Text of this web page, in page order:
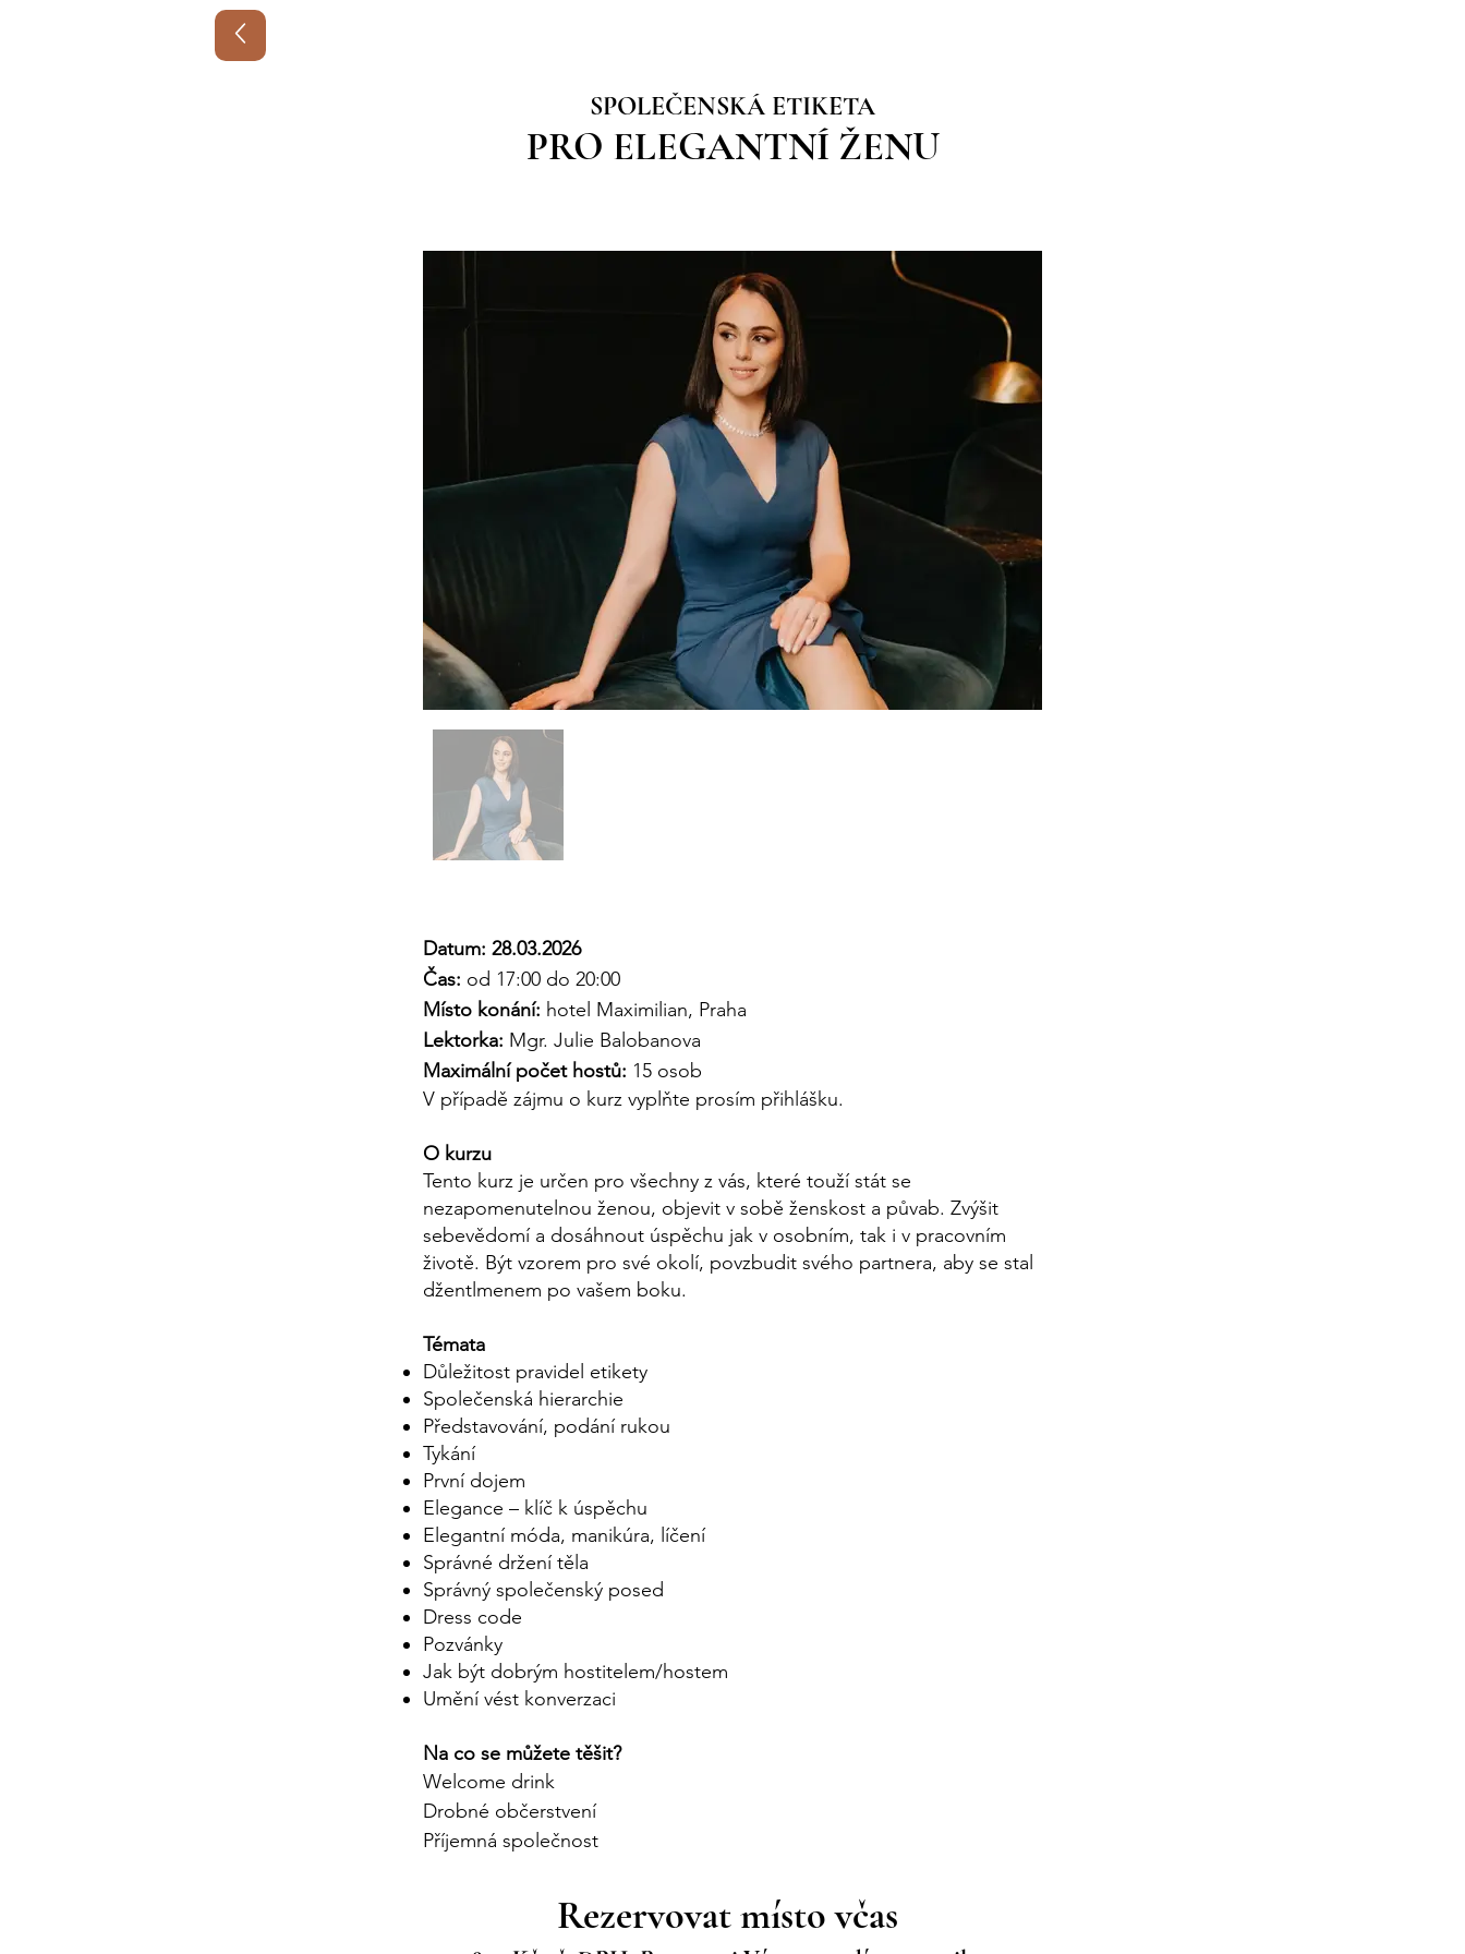
SPOLEČENSKÁ ETIKETA
PRO ELEGANTNÍ ŽENU
Datum: 28.03.2026
Čas: od 17:00 do 20:00
Místo konání: hotel Maximilian, Praha
Lektorka: Mgr. Julie Balobanova
Maximální počet hostů: 15 osob
V případě zájmu o kurz vyplňte prosím přihlášku.
O kurzu
Tento kurz je určen pro všechny z vás, které touží stát se
nezapomenutelnou ženou, objevit v sobě ženskost a půvab. Zvýšit
sebevědomí a dosáhnout úspěchu jak v osobním, tak i v pracovním
životě. Být vzorem pro své okolí, povzbudit svého partnera, aby se stal
džentlmenem po vašem boku.
Témata
Důležitost pravidel etikety
Společenská hierarchie
Představování, podání rukou
Tykání
První dojem
Elegance – klíč k úspěchu
Elegantní móda, manikúra, líčení
Správné držení těla
Správný společenský posed
Dress code
Pozvánky
Jak být dobrým hostitelem/hostem
Umění vést konverzaci
Na co se můžete těšit?
Welcome drink
Drobné občerstvení
Příjemná společnost
Rezervovat místo včas